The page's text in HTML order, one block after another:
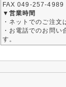
FAX 049-257-4989
▼営業時間
・ネットでのご注文
・お電話でのお問
す。